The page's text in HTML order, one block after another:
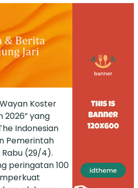
Koster
2026” yang
Indonesian
Pemerintah
Rabu (29/4).
peringatan 100